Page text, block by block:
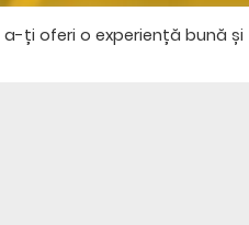
ți oferi o experiență bună și